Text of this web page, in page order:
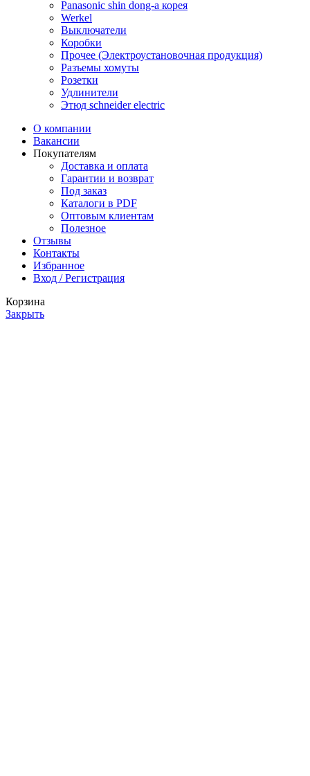
Panasonic shin dong-a корея
Werkel
Выключатели
Коробки
Прочее (Электроустановочная продукция)
Разъемы хомуты
Розетки
Удлинители
Этюд schneider electric
О компании
Вакансии
Покупателям
Доставка и оплата
Гарантии и возврат
Под заказ
Каталоги в PDF
Оптовым клиентам
Полезное
Отзывы
Контакты
Избранное
Вход / Регистрация
Корзина
Закрыть